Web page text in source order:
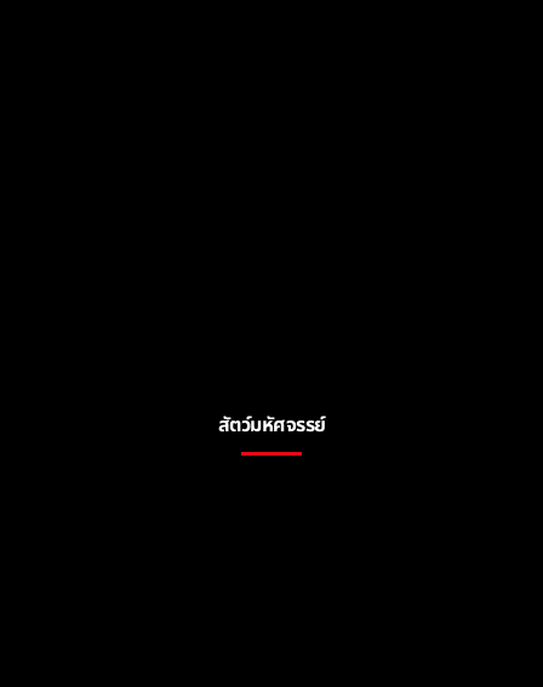
สัตว์มหัศจรรย์